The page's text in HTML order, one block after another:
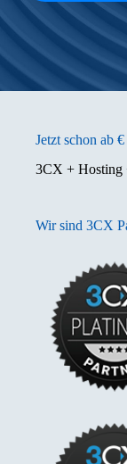
Jetzt schon ab
3CX + Hosting
Wir sind 3CX